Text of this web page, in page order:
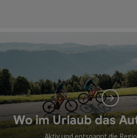
Wo im Urlaub das